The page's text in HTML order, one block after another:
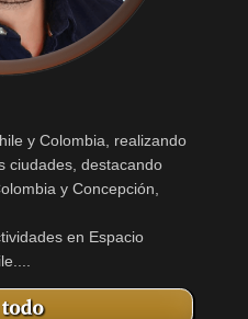
y Colombia, realizando
ciudades, destacando
y Concepción,
en Espacio